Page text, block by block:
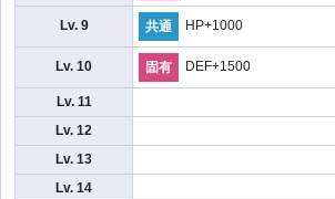
Lv. 9 共通 HP+1000
Lv. 10 固有 DEF+1500
Lv. 11
Lv. 12
Lv. 13
Lv. 14